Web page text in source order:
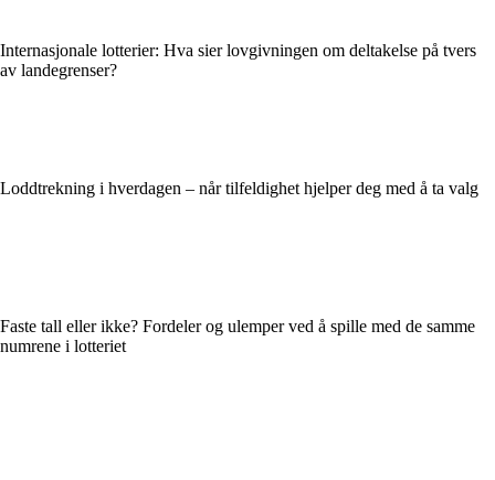
Internasjonale lotterier: Hva sier lovgivningen om deltakelse på tvers
av landegrenser?
Loddtrekning i hverdagen – når tilfeldighet hjelper deg med å ta valg
Faste tall eller ikke? Fordeler og ulemper ved å spille med de samme
numrene i lotteriet